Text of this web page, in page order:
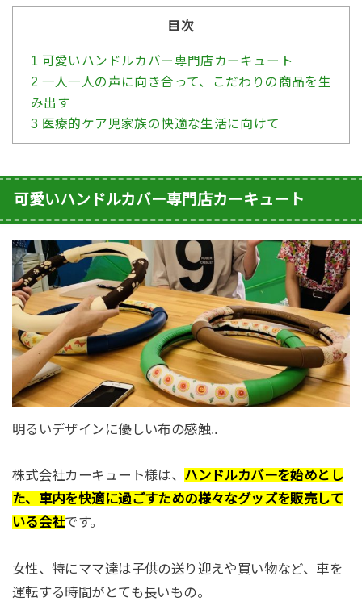
目次
1 可愛いハンドルカバー専門店カーキュート
2 一人一人の声に向き合って、こだわりの商品を生
み出す
3 医療的ケア児家族の快適な生活に向けて
可愛いハンドルカバー専門店カーキュート
明るいデザインに優しい布の感触..
株式会社カーキュート様は、 ハンドルカバーを始めとし
た、車内を快適に過ごすための様々なグッズを販売して
いる会社です。
女性、特にママ達は子供の送り迎えや買い物など、車を
運転する時間がとても長いもの。